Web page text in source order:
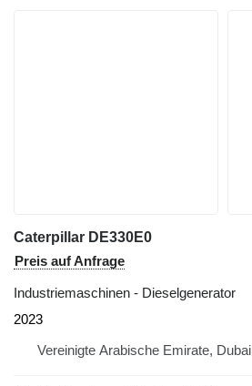
Caterpillar DE330E0
Preis auf Anfrage
Industriemaschinen - Dieselgenerator
2023
Vereinigte Arabische Emirate, Dubai